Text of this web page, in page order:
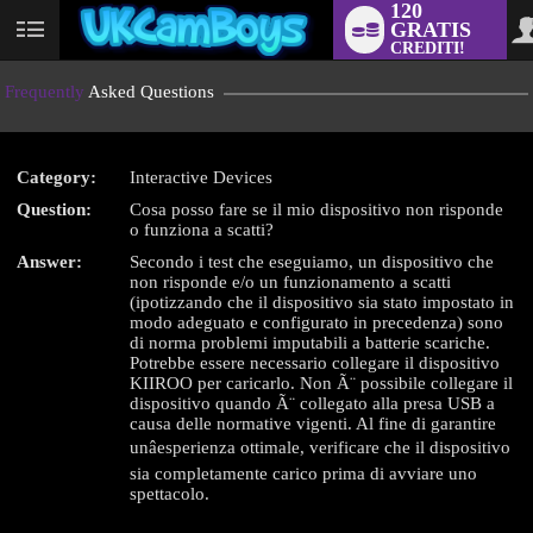
User
120
GRATIS
CREDITI!
Frequently Asked Questions
Category:
Interactive Devices
Question:
Cosa posso fare se il mio dispositivo non risponde
o funziona a scatti?
Answer:
Secondo i test che eseguiamo, un dispositivo che
non risponde e/o un funzionamento a scatti
(ipotizzando che il dispositivo sia stato impostato in
modo adeguato e configurato in precedenza) sono
di norma problemi imputabili a batterie scariche.
Potrebbe essere necessario collegare il dispositivo
KIIROO per caricarlo. Non Ã¨ possibile collegare il
dispositivo quando Ã¨ collegato alla presa USB a
causa delle normative vigenti. Al fine di garantire
unâesperienza ottimale, verificare che il dispositivo
sia completamente carico prima di avviare uno
spettacolo.
LIMITED TIME OFFER!